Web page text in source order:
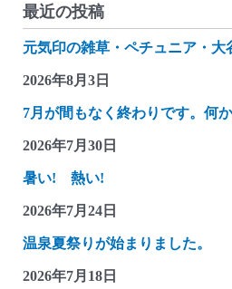
最近の投稿
元気印の雑草・ペチュニア・大
2026年8月3日
7月が間もなく終わりです。何か
2026年7月30日
暑い! 熱い!
2026年7月24日
温泉夏祭りが始まりました。
2026年7月18日